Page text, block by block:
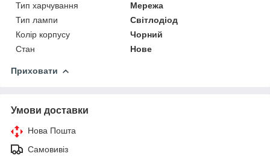
Тип харчування
Мережа
Тип лампи
Світлодіод
Колір корпусу
Чорний
Стан
Нове
Приховати
Умови доставки
Нова Пошта
Самовивіз